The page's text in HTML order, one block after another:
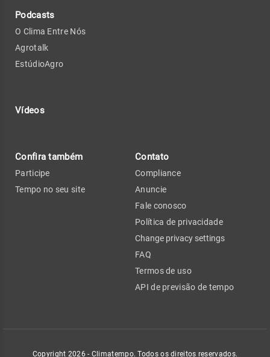
Podcasts
O Clima Entre Nós
Agrotalk
EstúdioAgro
Vídeos
Confira também
Participe
Tempo no seu site
Contato
Compliance
Anuncie
Fale conosco
Política de privacidade
Change privacy settings
FAQ
Termos de uso
API de previsão de tempo
Copyright 2026 - Climatempo. Todos os direitos reservados.